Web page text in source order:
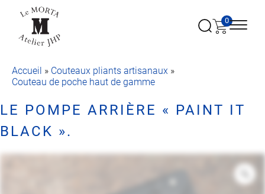
0
Accueil » Couteaux pliants artisanaux »
Couteau de poche haut de gamme
LE POMPE ARRIÈRE « PAINT IT
BLACK ».